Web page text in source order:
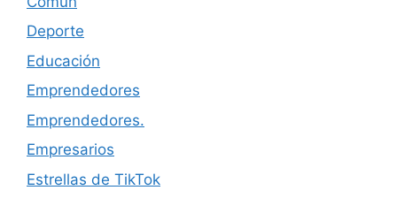
Deporte
Educación
Emprendedores
Emprendedores.
Empresarios
Estrellas de TikTok